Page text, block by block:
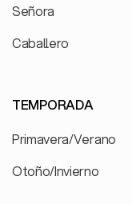
Señora
Caballero
TEMPORADA
Primavera/Verano
Otoño/Invierno